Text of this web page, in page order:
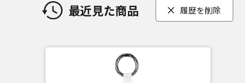
最近見た商品 履歴を削除